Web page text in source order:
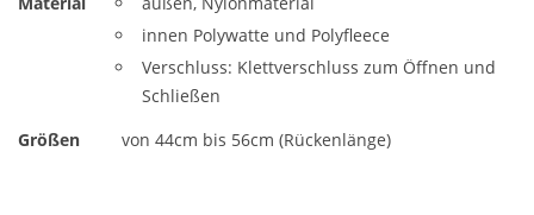
innen Polywatte und Polyfleece
Verschluss: Klettverschluss zum Öffnen und
Schließen
Größen
von 44cm bis 56cm (Rückenlänge)